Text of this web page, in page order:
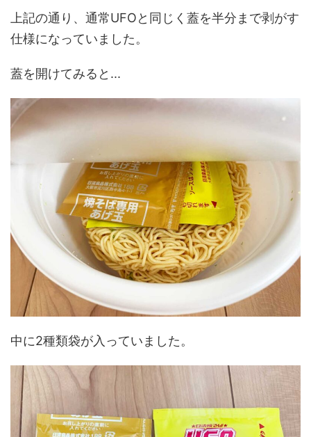
上記の通り、通常UFOと同じく蓋を半分まで剥がす
仕様になっていました。
蓋を開けてみると...
中に2種類袋が入っていました。